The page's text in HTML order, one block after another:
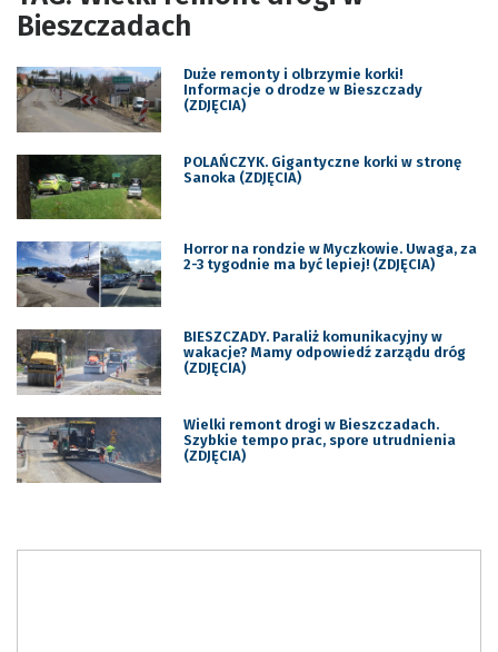
Bieszczadach
Duże remonty i olbrzymie korki!
Informacje o drodze w Bieszczady
(ZDJĘCIA)
POLAŃCZYK. Gigantyczne korki w stronę
Sanoka (ZDJĘCIA)
Horror na rondzie w Myczkowie. Uwaga, za
2-3 tygodnie ma być lepiej! (ZDJĘCIA)
BIESZCZADY. Paraliż komunikacyjny w
wakacje? Mamy odpowiedź zarządu dróg
(ZDJĘCIA)
Wielki remont drogi w Bieszczadach.
Szybkie tempo prac, spore utrudnienia
(ZDJĘCIA)